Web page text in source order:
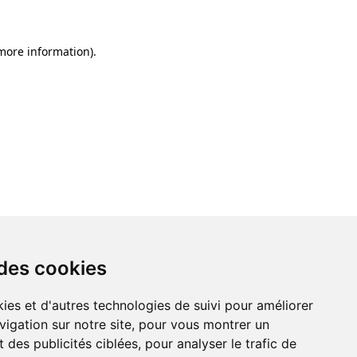
cookies
et d'autres technologies de suivi pour améliorer
sur notre site, pour vous montrer un
des publicités ciblées, pour analyser le trafic de
information).